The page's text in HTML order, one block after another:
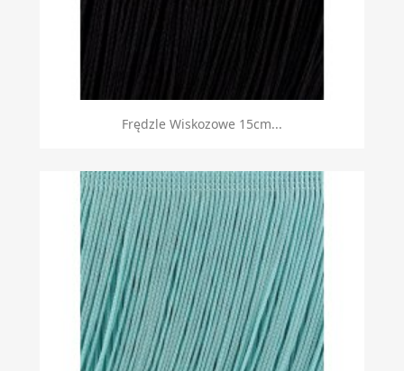
Frędzle Wiskozowe 15cm...